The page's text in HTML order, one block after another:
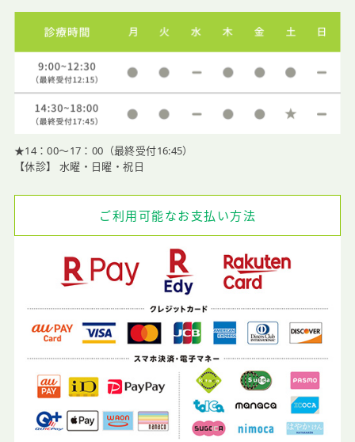
★14：00〜17：00（最終受付16:45）
【休診】 水曜・日曜・祝日
ご利用可能なお支払い方法